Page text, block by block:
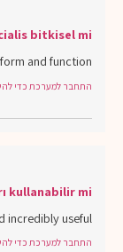
bitkisel mi
and function.
התחבר למערכת כדי
kullanabilir mi
incredibly useful.
התחבר למערכת כדי